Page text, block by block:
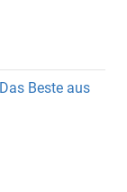
Beste aus